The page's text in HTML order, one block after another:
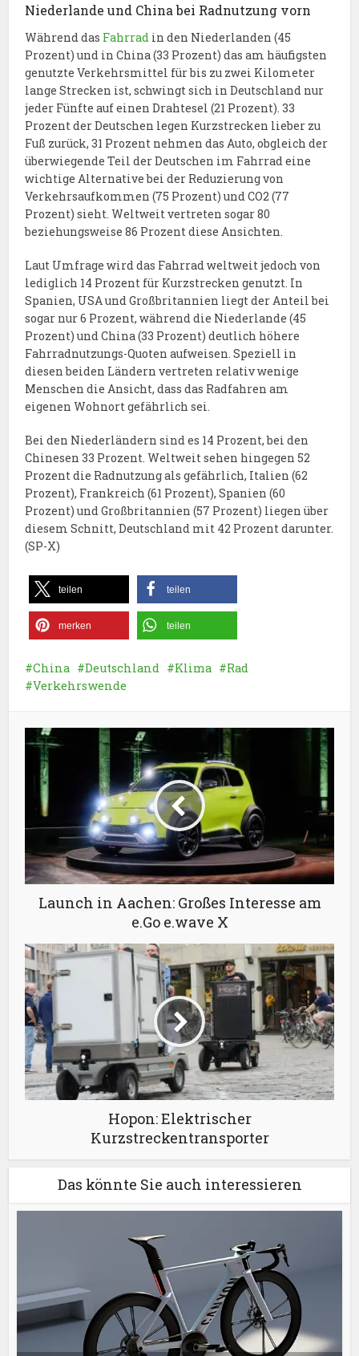
Niederlande und China bei Radnutzung vorn
Während das Fahrrad in den Niederlanden (45
Prozent) und in China (33 Prozent) das am häufigsten
genutzte Verkehrsmittel für bis zu zwei Kilometer
lange Strecken ist, schwingt sich in Deutschland nur
jeder Fünfte auf einen Drahtesel (21 Prozent). 33
Prozent der Deutschen legen Kurzstrecken lieber zu
Fuß zurück, 31 Prozent nehmen das Auto, obgleich der
überwiegende Teil der Deutschen im Fahrrad eine
wichtige Alternative bei der Reduzierung von
Verkehrsaufkommen (75 Prozent) und CO2 (77
Prozent) sieht. Weltweit vertreten sogar 80
beziehungsweise 86 Prozent diese Ansichten.
Laut Umfrage wird das Fahrrad weltweit jedoch von
lediglich 14 Prozent für Kurzstrecken genutzt. In
Spanien, USA und Großbritannien liegt der Anteil bei
sogar nur 6 Prozent, während die Niederlande (45
Prozent) und China (33 Prozent) deutlich höhere
Fahrradnutzungs-Quoten aufweisen. Speziell in
diesen beiden Ländern vertreten relativ wenige
Menschen die Ansicht, dass das Radfahren am
eigenen Wohnort gefährlich sei.
Bei den Niederländern sind es 14 Prozent, bei den
Chinesen 33 Prozent. Weltweit sehen hingegen 52
Prozent die Radnutzung als gefährlich, Italien (62
Prozent), Frankreich (61 Prozent), Spanien (60
Prozent) und Großbritannien (57 Prozent) liegen über
diesem Schnitt, Deutschland mit 42 Prozent darunter.
(SP-X)
teilen teilen
merken teilen
China Deutschland Klima
Rad
Verkehrswende
Launch in Aachen: Großes Interesse am
e.Go e.wave X
Hopon: Elektrischer
Kurzstreckentransporter
Das könnte Sie auch interessieren